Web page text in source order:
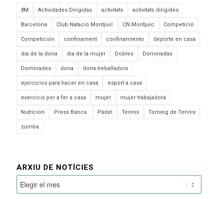
8M Actividades Dirigidas activitats activitats dirigides
Barcelona Club Natació Montjuïc CN Montjuïc Competició
Competición confinament confinamiento deporte en casa
dia de la dona dia de la mujer Dobles Dominadas
Dominades dona dona treballadora
ejercicios para hacer en casa esport a casa
exercicis per a fer a casa mujer mujer trabajadora
Nutrición Press Banca. Pàdel Tennis Torneig de Tennis
zumba
ARXIU DE NOTÍCIES